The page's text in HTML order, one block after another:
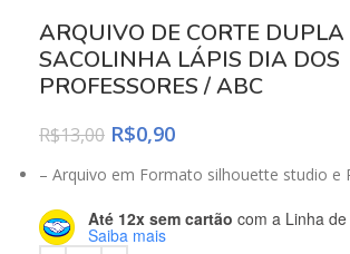
ARQUIVO DE CORTE DUPLA
SACOLINHA LÁPIS DIA DOS
PROFESSORES / ABC
R$13,00 R$0,90
– Arquivo em Formato silhouette studio e
Até 12x sem cartão com a Linha
Saiba mais